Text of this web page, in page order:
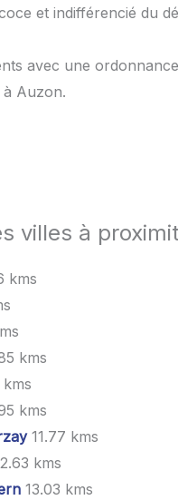
et indifférencié du
avec une
Auzon.
villes à
kms
kms
kms
kms
11.77 kms
kms
13.03 kms